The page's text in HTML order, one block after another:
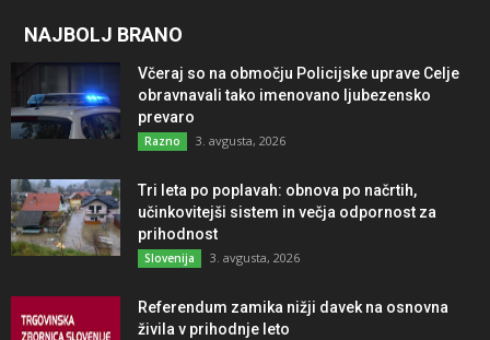
NAJBOLJ BRANO
Včeraj so na območju Policijske uprave Celje
obravnavali tako imenovano ljubezensko
prevaro
Razno 3. avgusta, 2026
Tri leta po poplavah: obnova po načrtih,
učinkovitejši sistem in večja odpornost za
prihodnost
Slovenija 3. avgusta, 2026
Referendum zamika nižji davek na osnovna
živila v prihodnje leto